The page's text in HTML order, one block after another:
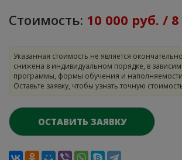
Стоимость: 10 000 руб. /
Указанная стоимость не является
снижена в индивидуальном порядке, в
программы, формы обучения и
Оставьте заявку, чтобы узнать точную
ОСТАВИТЬ ЗАЯВКУ